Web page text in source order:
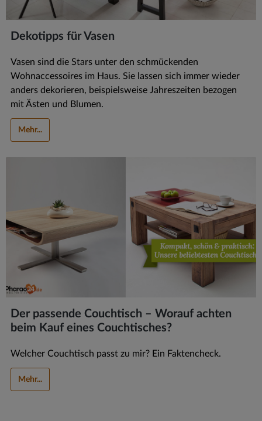
Dekotipps für Vasen
Vasen sind die Stars unter den schmückenden
Wohnaccessoires im Haus. Sie lassen sich immer wieder
anders dekorieren, beispielsweise Jahreszeiten bezogen
mit Ästen und Blumen.
Mehr...
Der passende Couchtisch – Worauf achten
beim Kauf eines Couchtisches?
Welcher Couchtisch passt zu mir? Ein Faktencheck.
Mehr...